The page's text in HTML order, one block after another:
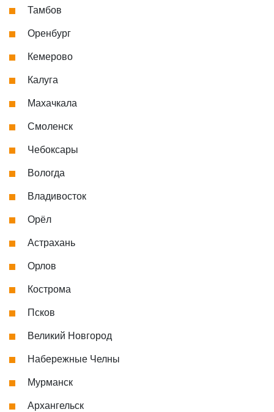
Тамбов
Оренбург
Кемерово
Калуга
Махачкала
Смоленск
Чебоксары
Вологда
Владивосток
Орёл
Астрахань
Орлов
Кострома
Псков
Великий Новгород
Набережные Челны
Мурманск
Архангельск